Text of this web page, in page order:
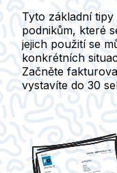
Tyto základní
podnikům, které
jejich použití se
konkrétních
Začněte
vystavíte do 30